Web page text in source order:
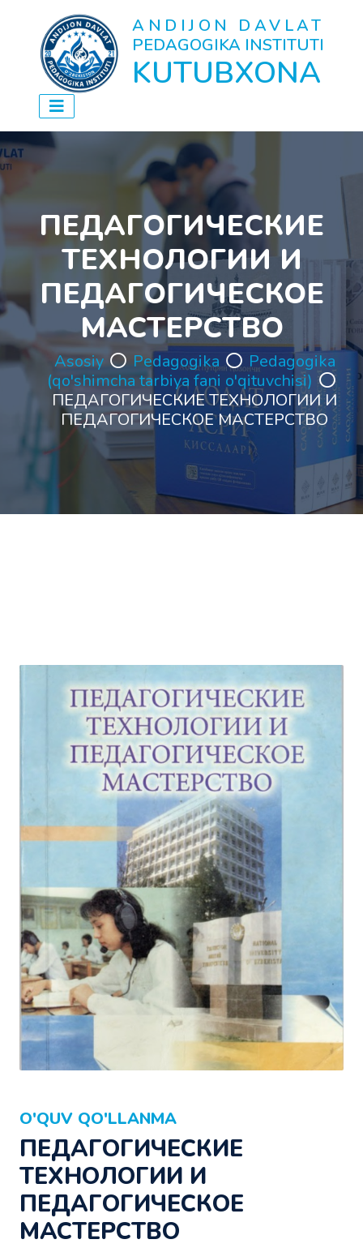
ANDIJON DAVLAT
PEDAGOGIKA INSTITUTI
KUTUBXONA
ПЕДАГОГИЧЕСКИЕ
ТЕХНОЛОГИИ И
ПЕДАГОГИЧЕСКОЕ
МАСТЕРСТВО
Asosiy Pedagogika
Pedagogika
(qo'shimcha tarbiya fani o'qituvchisi)
ПЕДАГОГИЧЕСКИЕ ТЕХНОЛОГИИ И
ПЕДАГОГИЧЕСКОЕ МАСТЕРСТВО
O'QUV QO'LLANMA
ПЕДАГОГИЧЕСКИЕ
ТЕХНОЛОГИИ И
ПЕДАГОГИЧЕСКОЕ
МАСТЕРСТВО